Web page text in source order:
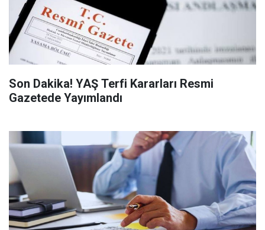
Son Dakika! YAŞ Terfi Kararları Resmi
Gazetede Yayımlandı